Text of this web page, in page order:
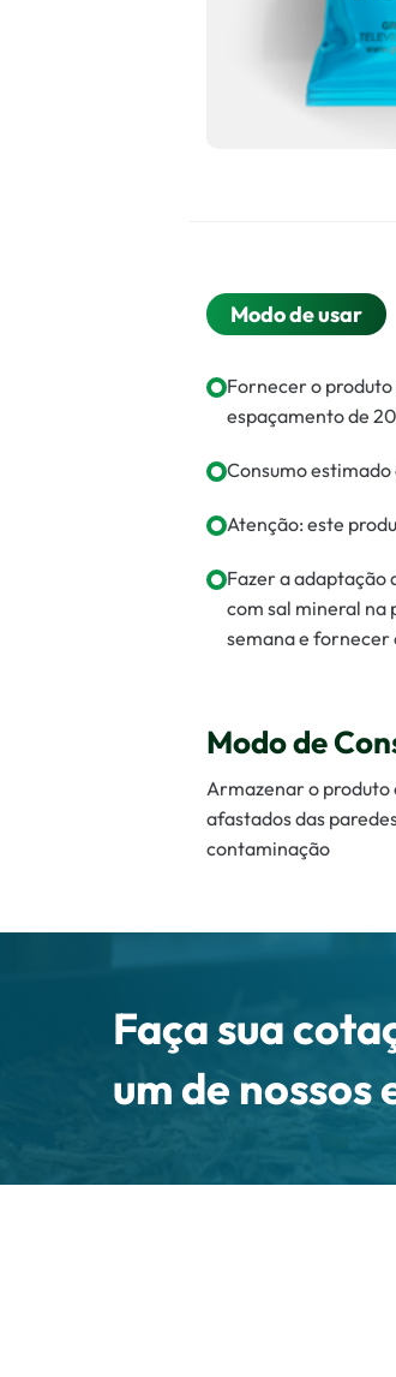
Modo de usar
Fornecer o
espaçamento de
Consumo
Atenção: este
Fazer a adaptação
com sal mineral na
semana e fornecer
Modo de
Armazenar o produto
afastados das
contaminação
Faça sua
um de nossos